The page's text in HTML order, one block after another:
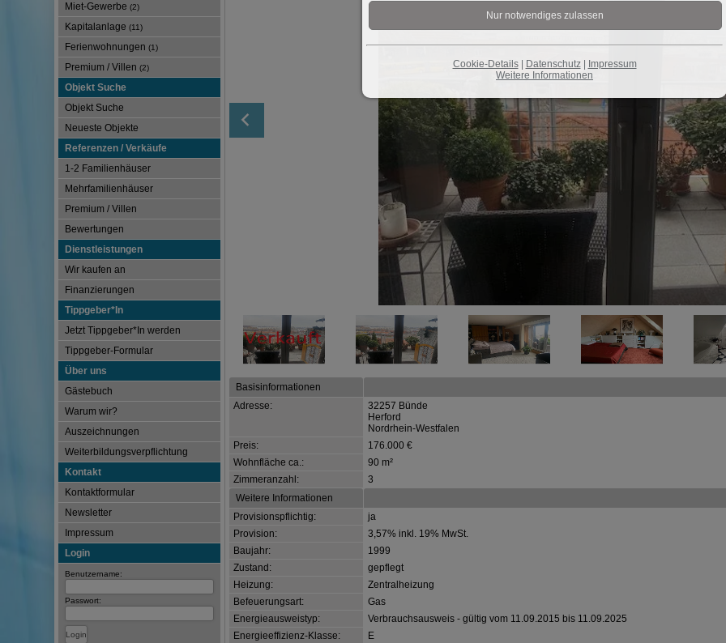
Miet-Gewerbe(2)
Kapitalanlage(11)
Ferienwohnungen(1)
Premium / Villen(2)
Objekt Suche
Objekt Suche
Neueste Objekte
Referenzen / Verkäufe
1-2 Familienhäuser
Mehrfamilienhäuser
Premium / Villen
Bewertungen
Dienstleistungen
Wir kaufen an
Finanzierungen
Tippgeber*In
Jetzt Tippgeber*In werden
Tippgeber-Formular
Über uns
Gästebuch
Warum wir?
Auszeichnungen
Weiterbildungsverpflichtung
Kontakt
Kontaktformular
Newsletter
Impressum
Login
Benutzername:
Passwort:
Basisinformationen
Adresse:
32257 Bünde
Herford
Nordrhein-Westfalen
Preis:
176.000 €
Wohnfläche ca.:
90 m²
Zimmeranzahl:
3
Weitere Informationen
Provisionspflichtig:
ja
Provision:
3,57% inkl. 19% MwSt.
Baujahr:
1999
Zustand:
gepflegt
Heizung:
Zentralheizung
Befeuerungsart:
Gas
Energieausweistyp:
Verbrauchsausweis - gültig vom 11.09.2015 bis 11.09.2025
Energieeffizienz-Klasse:
E
Cookie-Details| Datenschutz|
Impressum
Weitere Informationen